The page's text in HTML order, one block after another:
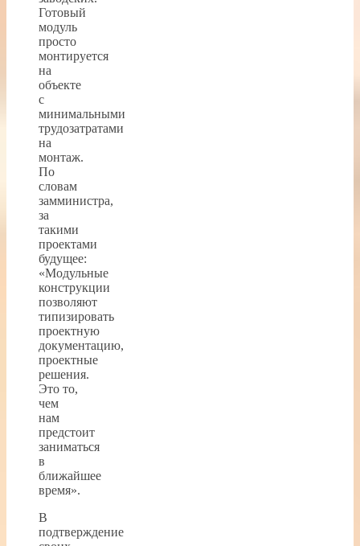
Готовый
модуль
просто
монтируется
на
объекте
с
минимальными
трудозатратами
на
монтаж.
По
словам
замминистра,
за
такими
проектами
будущее:
«Модульные
конструкции
позволяют
типизировать
проектную
документацию,
проектные
решения.
Это то,
чем
нам
предстоит
заниматься
в
ближайшее
время».
В
подтверждение